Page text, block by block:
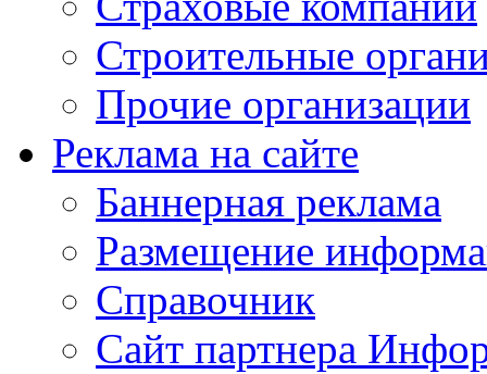
Строительные
Прочие организации
Реклама на сайте
Баннерная реклама
Размещение
Справочник
Сайт партнера